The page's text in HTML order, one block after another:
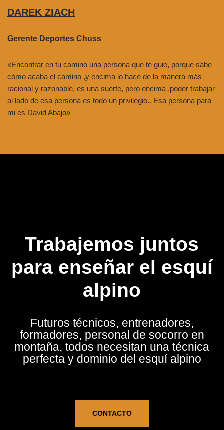
DAREK ZIACH
Gerente Deportes Chuss
«Encontrar en tu camino una persona que te guie, porque sabe
cómo acaba el camino ,y encima lo hace de la manera más
racional y razonable, es una suerte, pero encima ,poder trabajar
al lado de esa persona es todo un privilegio.. Esa persona para
mi es David Abajo»
Trabajemos juntos
para enseñar el esquí
alpino
Futuros técnicos, entrenadores,
formadores, personal de socorro en
montaña, todos necesitan una técnica
perfecta y dominio del esquí alpino
CONTACTO